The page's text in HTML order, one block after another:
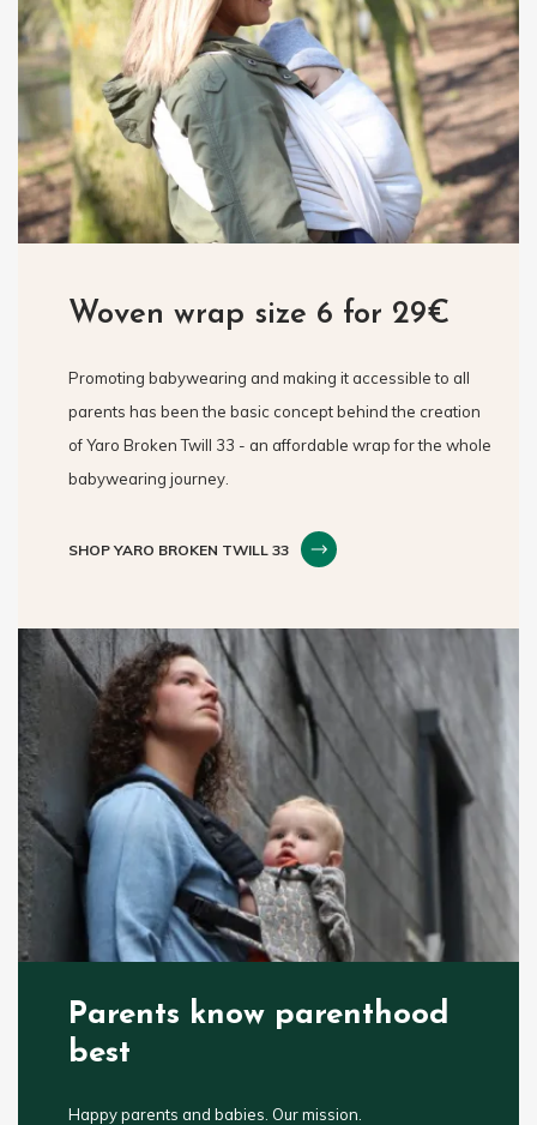
Woven wrap size 6 for 29€
Promoting babywearing and making it accessible to all
parents has been the basic concept behind the creation
of Yaro Broken Twill 33 - an affordable wrap for the whole
babywearing journey.
SHOP YARO BROKEN TWILL 33
Parents know parenthood
best
Happy parents and babies. Our mission.